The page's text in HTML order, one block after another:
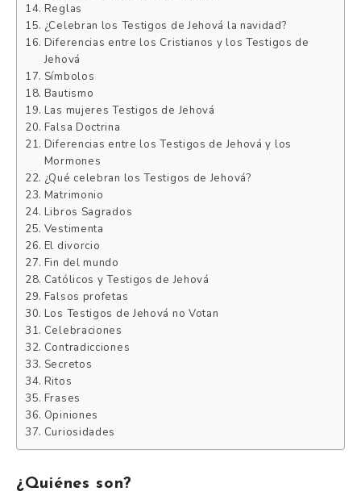
Reglas
¿Celebran los Testigos de Jehová la navidad?
Diferencias entre los Cristianos y los Testigos de
Jehová
Símbolos
Bautismo
Las mujeres Testigos de Jehová
Falsa Doctrina
Diferencias entre los Testigos de Jehová y los
Mormones
¿Qué celebran los Testigos de Jehová?
Matrimonio
Libros Sagrados
Vestimenta
El divorcio
Fin del mundo
Católicos y Testigos de Jehová
Falsos profetas
Los Testigos de Jehová no Votan
Celebraciones
Contradicciones
Secretos
Ritos
Frases
Opiniones
Curiosidades
¿Quiénes son?